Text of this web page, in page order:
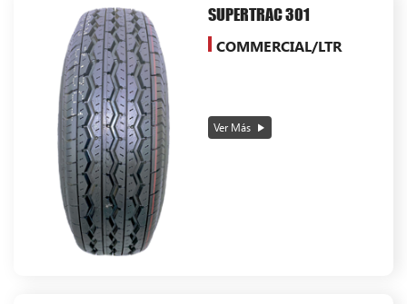
SUPERTRAC 301
COMMERCIAL/LTR
Ver Más